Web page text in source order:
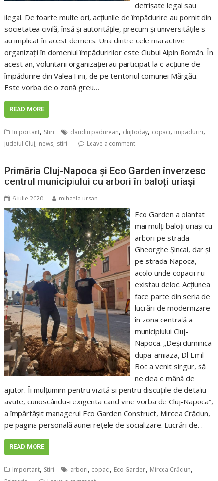
defrișate legal sau
ilegal. De foarte multe ori, acțiunile de împădurire au pornit din
societatea civilă, însă și autoritățile, precum și universitățile s-
au implicat în acest demers. Una dintre cele mai active
organizații în domeniul împăduririlor este Clubul Alpin Român. În
acest an, voluntarii organizației au participat la o acțiune de
împădurire din Valea Firii, de pe teritoriul comunei Mărgău.
Este vorba de o zonă greu…
READ MORE
Important, Stiri claudiu padurean, clujtoday, copaci, impaduriri,
judetul Cluj, news, stiri Leave a comment
Primăria Cluj-Napoca și Eco Garden înverzesc
centrul municipiului cu arbori în baloți uriași
6 iulie 2020 mihaela.ursan
Eco Garden a plantat
mai mulți baloți uriași cu
arbori pe strada
Gheorghe Șincai, dar și
pe strada Napoca,
acolo unde copacii nu
existau deloc. Acțiunea
face parte din seria de
lucrări de modernizare
în zona centrală a
municipiului Cluj-
Napoca. „Deși duminica
dupa-amiaza, Dl Emil
Boc a venit singur, să
ne dea o mână de
ajutor. Îi mulțumim pentru vizită si pentru discuțiile de detaliu
avute, cunoscându-i exigenta cand vine vorba de Cluj-Napoca”,
a împărtășit managerul Eco Garden Construct, Mircea Crăciun,
pe pagina personală aunei rețele de socializare. Lucrări de…
READ MORE
Important, Stiri arbori, copaci, Eco Garden, Mircea Crăciun,